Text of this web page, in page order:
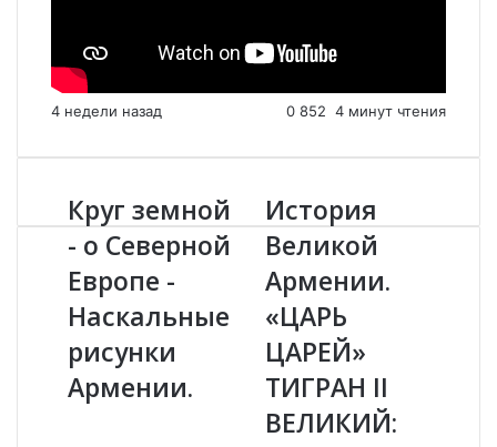
4 недели назад 0 852 4 минут чтения
К
р
у
г
з
е
н
о
Круг земной
- о Северной
Европе -
Наскальные
рисунки
Армении.
И
с
т
о
р
и
я
В
л
и
История
Великой
Армении.
«ЦАРЬ
ЦАРЕЙ»
ТИГРАН II
ВЕЛИКИЙ: